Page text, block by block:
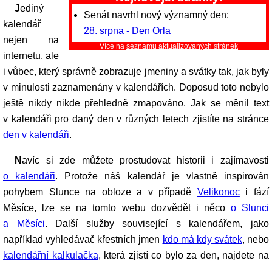
Senát navrhl nový významný den:
28. srpna - Den Orla
Více na seznamu aktualizovaných stránek
Jediný
kalendář
nejen na
internetu, ale
i vůbec, který správně zobrazuje jmeniny a svátky tak, jak byly
v minulosti zaznamenány v kalendářích. Doposud toto nebylo
ještě nikdy nikde přehledně zmapováno. Jak se měnil text
v kalendáři pro daný den v různých letech zjistíte na stránce
den v kalendáři.
Navíc si zde můžete prostudovat historii i zajímavosti
o kalendáři. Protože náš kalendář je vlastně inspirován
pohybem Slunce na obloze a v případě Velikonoci fází
Měsíce, lze se na tomto webu dozvědět i něco o Slunci
a Měsíci. Další služby související s kalendářem, jako
například vyhledávač křestních jmen kdo má kdy svátek, nebo
kalendářní kalkulačka, která zjistí co bylo za den, najdete na